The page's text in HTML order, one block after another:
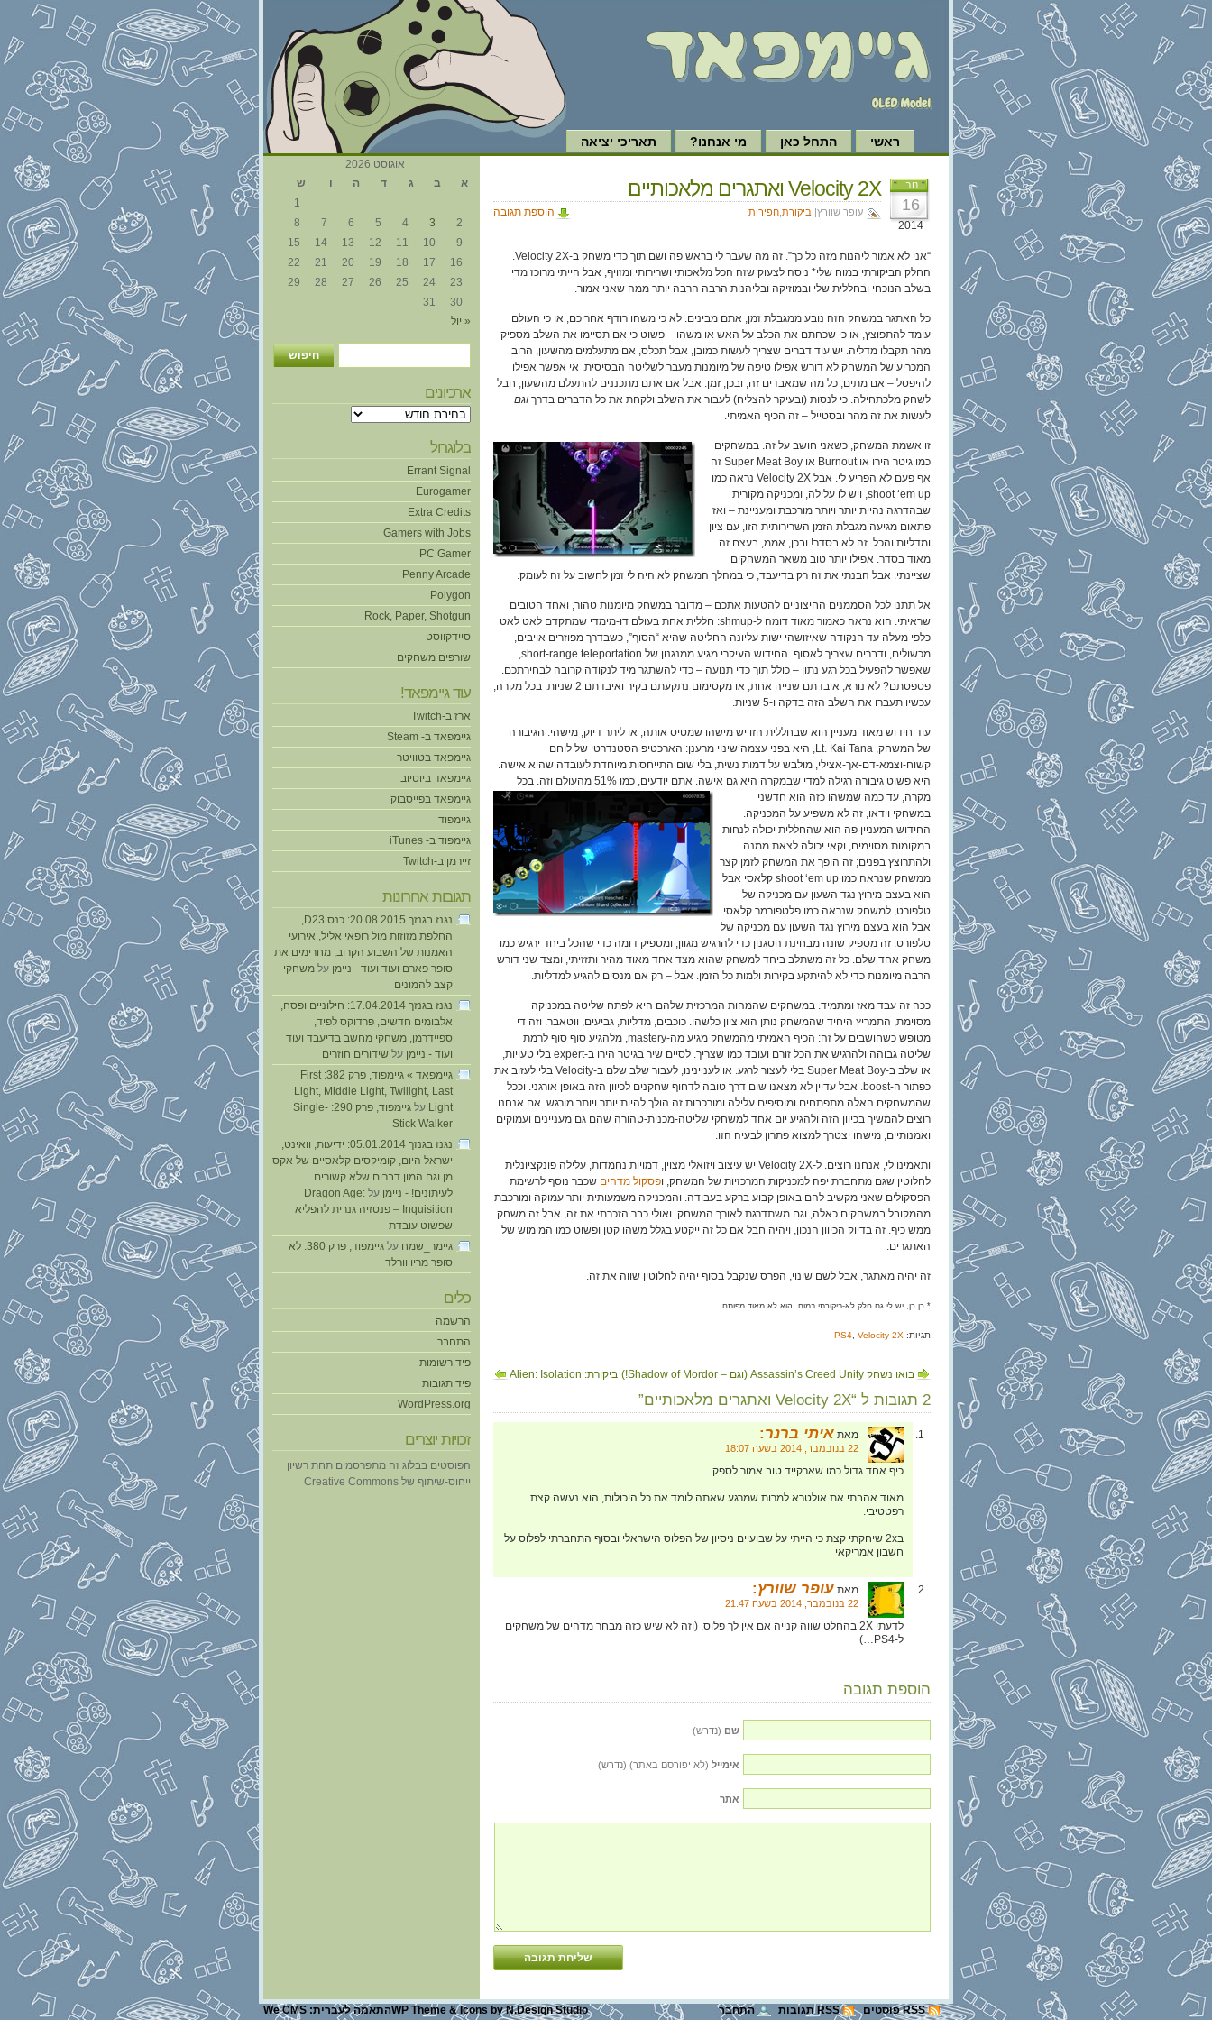
ראשי התחל כאן מי אנחנו? תאריכי יציאה
נוב
16
2014
Velocity 2X ואתגרים מלאכותיים
עופר שוורץ| ביקורת חפירות הוספת תגובה
“אני לא אמור ליהנות מזה כל כך”. זה מה שעבר לי בראש פה ושם תוך כדי משחק ב-Velocity 2X.
החלק הביקורתי במוח שלי* ניסה לצעוק שזה הכל מלאכותי ושרירותי ומזויף, אבל הייתי מרוכז מדי
בשלב הנוכחי ובחללית שלי ובמוזיקה ובליהנות הרבה הרבה יותר ממה שאני אמור.
כל האתגר במשחק הזה נובע ממגבלת זמן, אתם מבינים. לא כי משהו רודף אחריכם, או כי העולם
עומד להתפוצץ, או כי שכחתם את הכלב על האש או משהו – פשוט כי אם תסיימו את השלב מספיק
מהר תקבלו מדליה. יש עוד דברים שצריך לעשות כמובן, אבל תכלס, אם מתעלמים מהשעון, הרוב
המכריע של המשחק לא דורש אפילו טיפה של מיומנות מעבר לשליטה הבסיסית. אי אפשר אפילו
להיפסל – אם מתים, כל מה שמאבדים זה, ובכן, זמן. אבל אם אתם מתכננים להתעלם מהשעון, חבל
לשחק מלכתחילה. כי לנסות (ובעיקר להצליח) לעבור את השלב ולקחת את כל הדברים בדרך וגם
לעשות את זה מהר ובסטייל – זה הכיף האמיתי.
זו אשמת המשחק, כשאני חושב על זה. במשחקים
כמו גיטר הירו או Burnout או Super Meat Boy זה
אף פעם לא הפריע לי. אבל Velocity 2X נראה כמו
shoot ‘em up, ויש לו עלילה, ומכניקה מקורית
שבהדרגה נהיית יותר ויותר מורכבת ומעניינת – ואז
פתאום מגיעה מגבלת הזמן השרירותית הזו, עם ציון
ומדליות והכל. זה לא בסדר! ובכן, אממ, בעצם זה
מאוד בסדר. אפילו יותר טוב משאר המשחקים
שציינתי. אבל הבנתי את זה רק בדיעבד, כי במהלך המשחק לא היה לי זמן לחשוב על זה לעומק.
אל תתנו לכל הסממנים החיצוניים להטעות אתכם – מדובר במשחק מיומנות טהור, ואחד הטובים
שראיתי. הוא נראה כאמור מאוד דומה ל-shmup: חללית אחת בעולם דו-מימדי שמתקדם לאט לאט
כלפי מעלה עד הנקודה שאיזושהי ישות עליונה החליטה שהיא “הסוף”, כשבדרך מפוזרים אויבים,
מכשולים, ודברים שצריך לאסוף. החידוש העיקרי מגיע ממנגנון של short-range teleportation,
שאפשר להפעיל בכל רגע נתון – כולל תוך כדי תנועה – כדי להשתגר מיד לנקודה קרובה לבחירתכם.
פספסתם? לא נורא, איבדתם שנייה אחת, או מקסימום נתקעתם בקיר ואיבדתם 2 שניות. בכל מקרה,
עכשיו תעברו את השלב הזה בדקה ו-5 שניות.
עוד חידוש מאוד מעניין הוא שבחללית הזו יש מישהו שמטיס אותה, או ליתר דיוק, מישהי. הגיבורה
של המשחק, Lt. Kai Tana, היא בפני עצמה שינוי מרענן: הארכטיפ הסטנדרטי של לוחם
קשוח-וצמא-דם-אך-אצילי, מולבש על דמות נשית, בלי שום התייחסות מיוחדת לעובדה שהיא אישה.
היא פשוט גיבורה רגילה למדי שבמקרה היא גם אישה. אתם יודעים, כמו 51% מהעולם וזה. בכל
מקרה, עד כמה שמשהו כזה הוא חדשני
במשחקי וידאו, זה לא משפיע על המכניקה.
החידוש המעניין פה הוא שהחללית יכולה לנחות
במקומות מסוימים, וקאי יכולה לצאת ממנה
ולהתרוצץ בפנים; זה הופך את המשחק לזמן קצר
ממשחק שנראה כמו shoot ‘em up קלאסי אבל
הוא בעצם מירוץ נגד השעון עם מכניקה של
טלפורט, למשחק שנראה כמו פלטפורמר קלאסי
אבל הוא בעצם מירוץ נגד השעון עם מכניקה של
טלפורט. זה מספיק שונה מבחינת הסגנון כדי להרגיש מגוון, ומספיק דומה כדי שהכל ביחד ירגיש כמו
משחק אחד שלם. כל זה משתלב ביחד למשחק שהוא מצד אחד מאוד מהיר ותזזיתי, ומצד שני דורש
הרבה מיומנות כדי לא להיתקע בקירות ולמות כל הזמן. אבל – רק אם מנסים להגיע למדליות.
ככה זה עבד מאז ומתמיד. במשחקים שהמהות המרכזית שלהם היא לפתח שליטה במכניקה
מסוימת, התמריץ היחיד שהמשחק נותן הוא ציון כלשהו. כוכבים, מדליות, גביעים, ווטאבר. וזה די
מטופש כשחושבים על זה: הכיף האמיתי מהמשחק מגיע מה-mastery, מלהגיע סוף סוף לרמת
שליטה גבוהה ולהרגיש את הכל זורם ועובד כמו שצריך. לסיים שיר בגיטר הירו ב-expert בלי טעויות,
או שלב ב-Super Meat Boy בלי לעצור לרגע. או לעניינינו, לעבור שלב שלם ב-Velocity בלי לעזוב את
כפתור ה-boost. אבל עדיין לא מצאנו שום דרך טובה לדחוף שחקנים לכיוון הזה באופן אורגני. וככל
שהמשחקים האלה מתפתחים ומוסיפים עלילה ומורכבות זה הולך להיות יותר ויותר מורגש. אם אנחנו
רוצים להמשיך בכיוון הזה ולהגיע יום אחד למשחקי שליטה-מכנית-טהורה שהם גם מעניינים ועמוקים
ואמנותיים, מישהו יצטרך למצוא פתרון לבעיה הזו.
ותאמינו לי, אנחנו רוצים. ל-Velocity 2X יש עיצוב ויזואלי מצוין, דמויות נחמדות, עלילה פונקציונלית
לחלוטין שגם מתחברת יפה למכניקות המרכזיות של המשחק, ופסקול מדהים שכבר נוסף לרשימת
הפסקולים שאני מקשיב להם באופן קבוע ברקע בעבודה. והמכניקה משמעותית יותר עמוקה ומורכבת
מהמקובל במשחקים כאלה, וגם משתדרגת לאורך המשחק. ואולי כבר הזכרתי את זה, אבל זה משחק
ממש כיף. זה בדיוק הכיוון הנכון, ויהיה חבל אם כל זה ייקטע בגלל משהו קטן ופשוט כמו המימוש של
האתגרים.
זה יהיה מאתגר, אבל לשם שינוי, הפרס שנקבל בסוף יהיה לחלוטין שווה את זה.
* כן כן, יש לי גם חלק לא-ביקורתי במוח. הוא לא מאוד מפותח.
תגיות: PS4 Velocity 2X
בואו נשחק Assassin’s Creed Unity (וגם – Shadow of Mordor!) ביקורת: Alien: Isolation
2 תגובות ל “Velocity 2X ואתגרים מלאכותיים”
מאת איתי ברנר:
22 בנובמבר, 2014 בשעה 18:07
כיף אחד גדול כמו שארקייד טוב אמור לספק.
מאוד אהבתי את אולטרא למרות שמרגע שאתה לומד את כל היכולות, הוא נעשה קצת
רפטטיבי.
ב2x שיחקתי קצת כי הייתי על שבועיים ניסיון של הפלוס הישראלי ובסוף התחברתי לפלוס על
חשבון אמריקאי
מאת עופר שוורץ:
22 בנובמבר, 2014 בשעה 21:47
לדעתי 2X בהחלט שווה קנייה אם אין לך פלוס. (וזה לא שיש כזה מבחר מדהים של משחקים
ל-PS4…)
הוספת תגובה
שם (נדרש)
אימייל (לא יפורסם באתר) (נדרש)
אתר
אוגוסט 2026
א
ב ג ד ה ו
ש
1
2
3
4
5
6
7
8
9
10
11
12
13
14
15
16
17
18
19
20
21
22
23
24
25
26
27
28
29
30
31
« יול
ארכיונים
ארכיונים
בלוגרול
Errant Signal
Eurogamer
Extra Credits
Gamers with Jobs
PC Gamer
Penny Arcade
Polygon
Rock, Paper, Shotgun
סיידקווסט
שורפים משחקים
עוד גיימפאד!
ארז ב-Twitch
גיימפאד ב- Steam
גיימפאד בטוויטר
גיימפאד ביוטיוב
גיימפאד בפייסבוק
גיימפוד
גיימפוד ב- iTunes
זיירמן ב-Twitch
תגובות אחרונות
נגנז בגנזך 20.08.2015: כנס D23,
החלפת מזוזות מול רופאי אליל, אירועי
האמנות של השבוע הקרוב, מחרימים את
סופר פארם ועוד ועוד - ניימן על משחקי
קצב להמונים
נגנז בגנזך 17.04.2014: חילוניים ופסח,
אלבומים חדשים, פרדוקס לפיד,
ספיידרמן, משחקי מחשב בדיעבד ועוד
ועוד - ניימן על שידורים חוזרים
גיימפאד » גיימפוד, פרק 382: First
Light, Middle Light, Twilight, Last
Light על
גיימפוד, פרק 290: Single-
Stick Walker
נגנז בגנזך 05.01.2014: ידיעות, וואינט,
ישראל היום, קומיקסים קלאסיים של אקס
מן וגם המון דברים שלא קשורים
לעיתונים! - ניימן על Dragon Age:
Inquisition – פנטזיה גנרית להפליא
שפשוט עובדת
גיימר_שמח על
גיימפוד, פרק 380: לא
סופר מריו וורלד
כלים
הרשמה
התחבר
פיד רשומות
פיד תגובות
WordPress.org
זכויות יוצרים
הפוסטים בבלוג זה מתפרסמים תחת רשיון
ייחוס-שיתוף של Creative Commons
התחבר RSS תגובות RSS פוסטים WP Theme & Icons byN.Design Studio התאמה לעברית: We CMS